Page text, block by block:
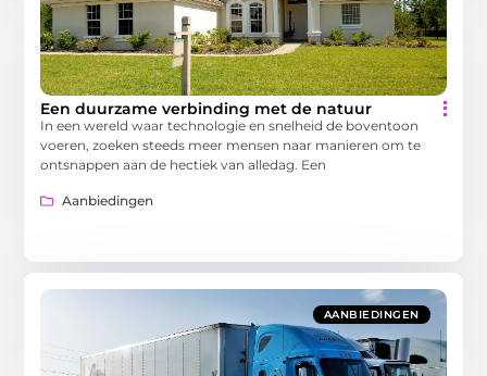
Een duurzame verbinding met de natuur
In een wereld waar technologie en snelheid de boventoon
voeren, zoeken steeds meer mensen naar manieren om te
ontsnappen aan de hectiek van alledag. Een
Aanbiedingen
AANBIEDINGEN